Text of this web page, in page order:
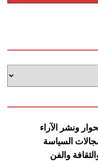
ونشر
الآراء
السياسة
والفن